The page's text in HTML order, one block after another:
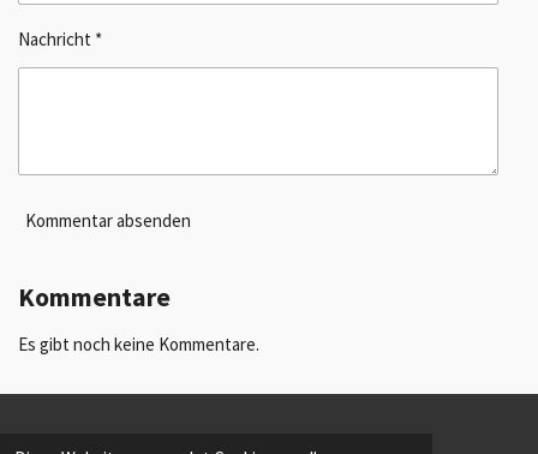
Nachricht *
Kommentar absenden
Kommentare
Es gibt noch keine Kommentare.